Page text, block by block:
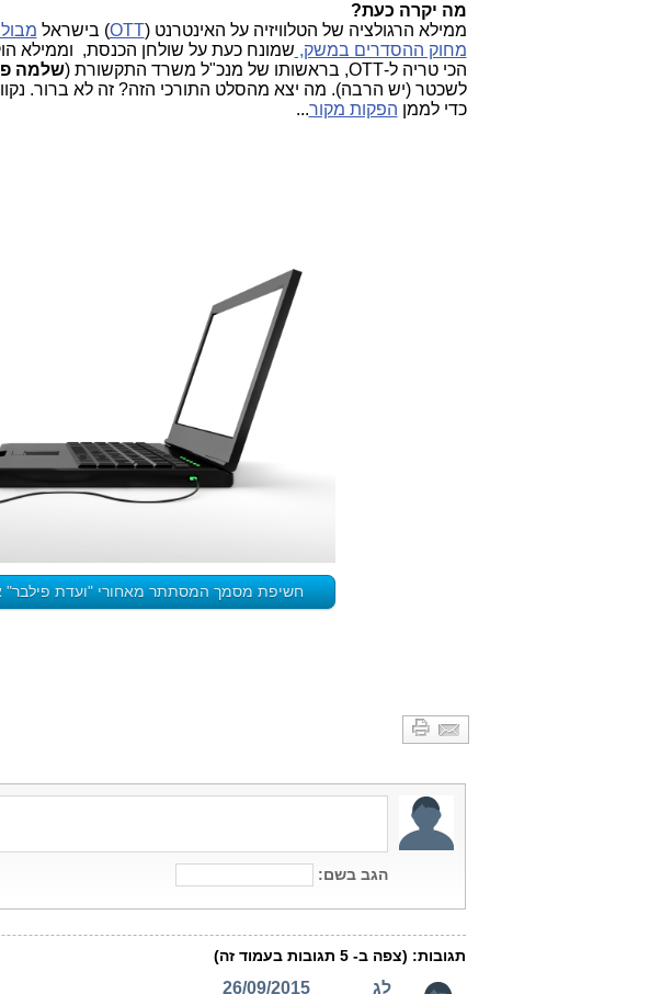
מה יקרה כעת?
ממילא הרגולציה של הטלוויזיה על האינטרנט (OTT) בישראל
מחוק ההסדרים במשק, שמונח כעת על שולחן הכנסת, וממילא
הכי טריה ל-OTT, בראשותו של מנכ"ל משרד התקשורת (
שלמה
לשכטר (יש הרבה). מה יצא מהסלט התורכי הזה? זה לא ברור.
כדי לממן הפקות מקור...
חשיפת מסמך המסתתר מאחורי "ועדת פילבר"